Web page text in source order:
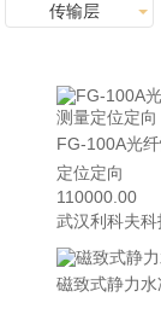
传输层
FG-100A光
定位定向
110000.00
武汉利科夫科